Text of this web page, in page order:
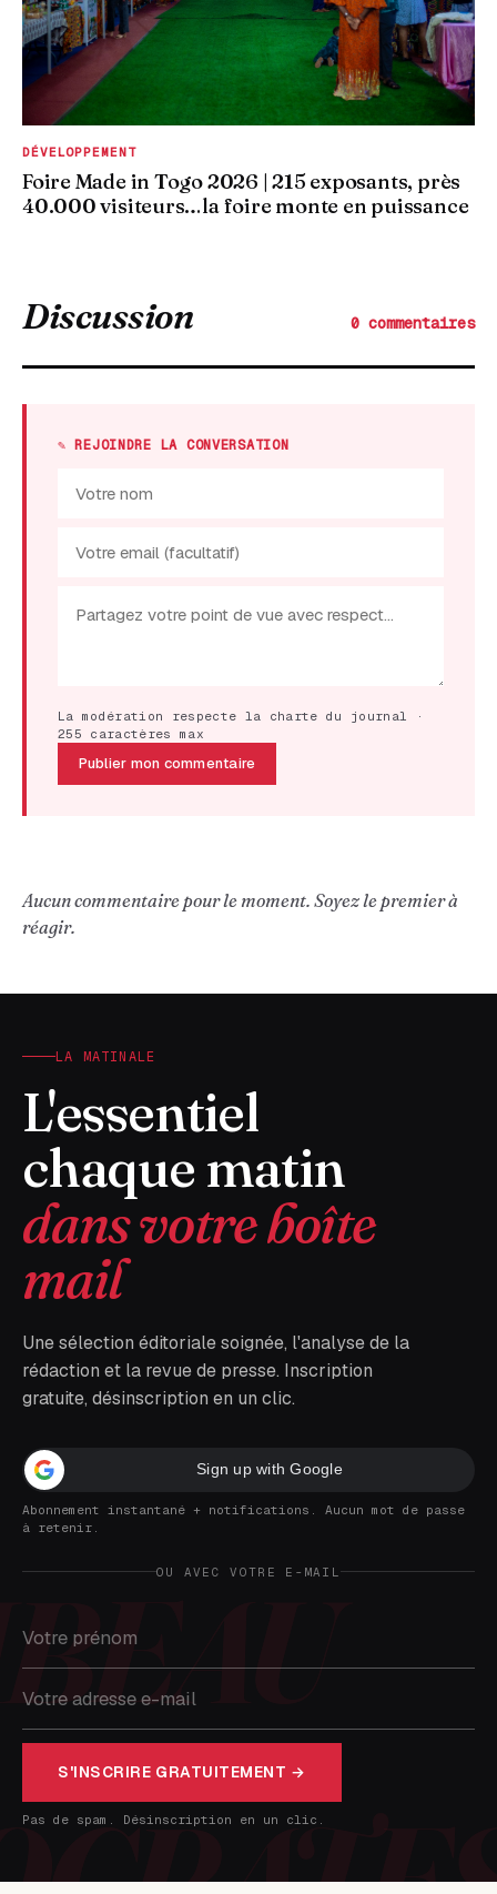
DÉVELOPPEMENT
Foire Made in Togo 2026 | 215 exposants, près
40.000 visiteurs…la foire monte en puissance
Discussion 0 commentaires
✎ REJOINDRE LA CONVERSATION
La modération respecte la charte du journal ·
255 caractères max
Publier mon commentaire
Aucun commentaire pour le moment. Soyez le premier à
réagir.
LA MATINALE
L'essentiel
chaque matin
dans votre boîte
mail
Une sélection éditoriale soignée, l'analyse de la
rédaction et la revue de presse. Inscription
gratuite, désinscription en un clic.
Sign up with Google
Abonnement instantané + notifications. Aucun mot de passe
à retenir.
OU AVEC VOTRE E-MAIL
S'INSCRIRE GRATUITEMENT →
Pas de spam. Désinscription en un clic.